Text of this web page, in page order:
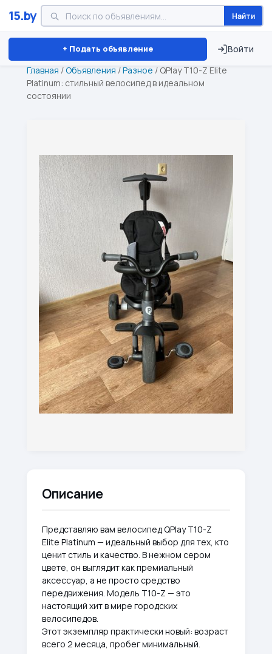
15.by Найти
+ Подать объявление Войти
Минск Витебск Брест ⏱ ТОЛЬКО 15 ДНЕЙ
Главная /Объявления /Разное / QPlay T10-Z Elite
Platinum: стильный велосипед в идеальном
состоянии
Описание
Представляю вам велосипед QPlay T10-Z
Elite Platinum — идеальный выбор для тех, кто
ценит стиль и качество. В нежном сером
цвете, он выглядит как премиальный
аксессуар, а не просто средство
передвижения. Модель T10-Z — это
настоящий хит в мире городских
велосипедов.
Этот экземпляр практически новый: возраст
всего 2 месяца, пробег минимальный.